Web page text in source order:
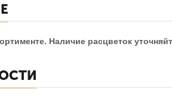
Наличие расцветок